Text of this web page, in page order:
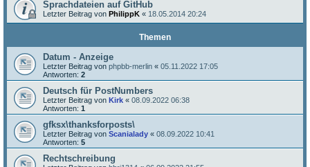
Sprachdateien auf GitHub
Letzter Beitrag von PhilippK « 18.05.2014 20:24
Themen
Datum - Anzeige
Letzter Beitrag von phpbb-merlin « 05.11.2022 17:05
Antworten: 2
Deutsch für PostNumbers
Letzter Beitrag von Kirk « 08.09.2022 06:38
Antworten: 1
gfksx\thanksforposts\
Letzter Beitrag von Scanialady « 08.09.2022 10:41
Antworten: 5
Rechtschreibung